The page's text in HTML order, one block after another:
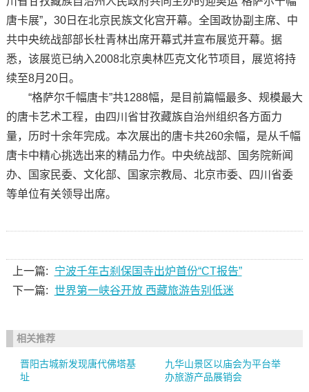
唐卡展”，30日在北京民族文化宫开幕。全国政协副主席、中
共中央统战部部长杜青林出席开幕式并宣布展览开幕。据
悉，该展览已纳入2008北京奥林匹克文化节项目，展览将持
续至8月20日。
“格萨尔千幅唐卡”共1288幅，是目前篇幅最多、规模最大
的唐卡艺术工程，由四川省甘孜藏族自治州组织各方面力
量，历时十余年完成。本次展出的唐卡共260余幅，是从千幅
唐卡中精心挑选出来的精品力作。中央统战部、国务院新闻
办、国家民委、文化部、国家宗教局、北京市委、四川省委
等单位有关领导出席。
上一篇:
宁波千年古刹保国寺出炉首份“CT报告”
下一篇: 世界第一峡谷开放 西藏旅游告别低迷
相关推荐
晋阳古城新发现唐代佛塔基
址
九华山景区以庙会为平台举
办旅游产品展销会